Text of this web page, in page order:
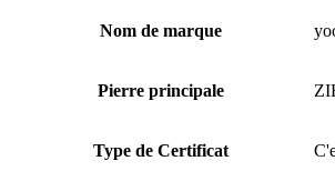
Nom de marque
Pierre principale
Type de Certificat